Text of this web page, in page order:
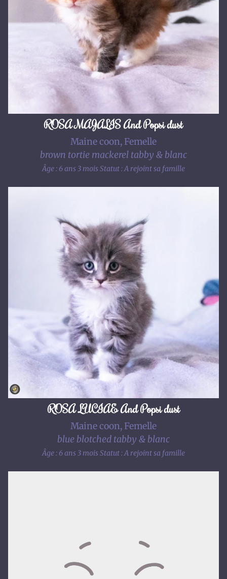
ROSA MAJALIS And Popsi dust
Maine coon, Femelle
brown tortie mackerel tabby & blanc
Âge : 6 ans 3 moisStatut : A rejoint sa famille
ROSA LUCIAE And Popsi dust
Maine coon, Femelle
blue blotched tabby & blanc
Âge : 6 ans 3 moisStatut : A rejoint sa famille